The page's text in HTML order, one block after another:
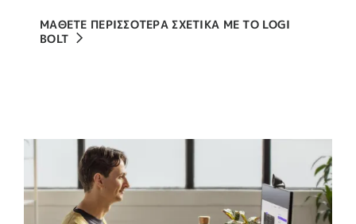
ΜΑΘΕΤΕ ΠΕΡΙΣΣΟΤΕΡΑ ΣΧΕΤΙΚΑ ΜΕ ΤΟ LOGI
BOLT